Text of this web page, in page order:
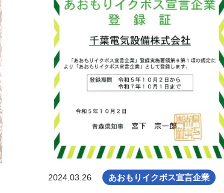
2024.03.26 あおもりイクボス宣言企業